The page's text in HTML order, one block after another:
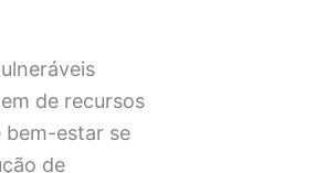
de recursos
bem-estar se
de